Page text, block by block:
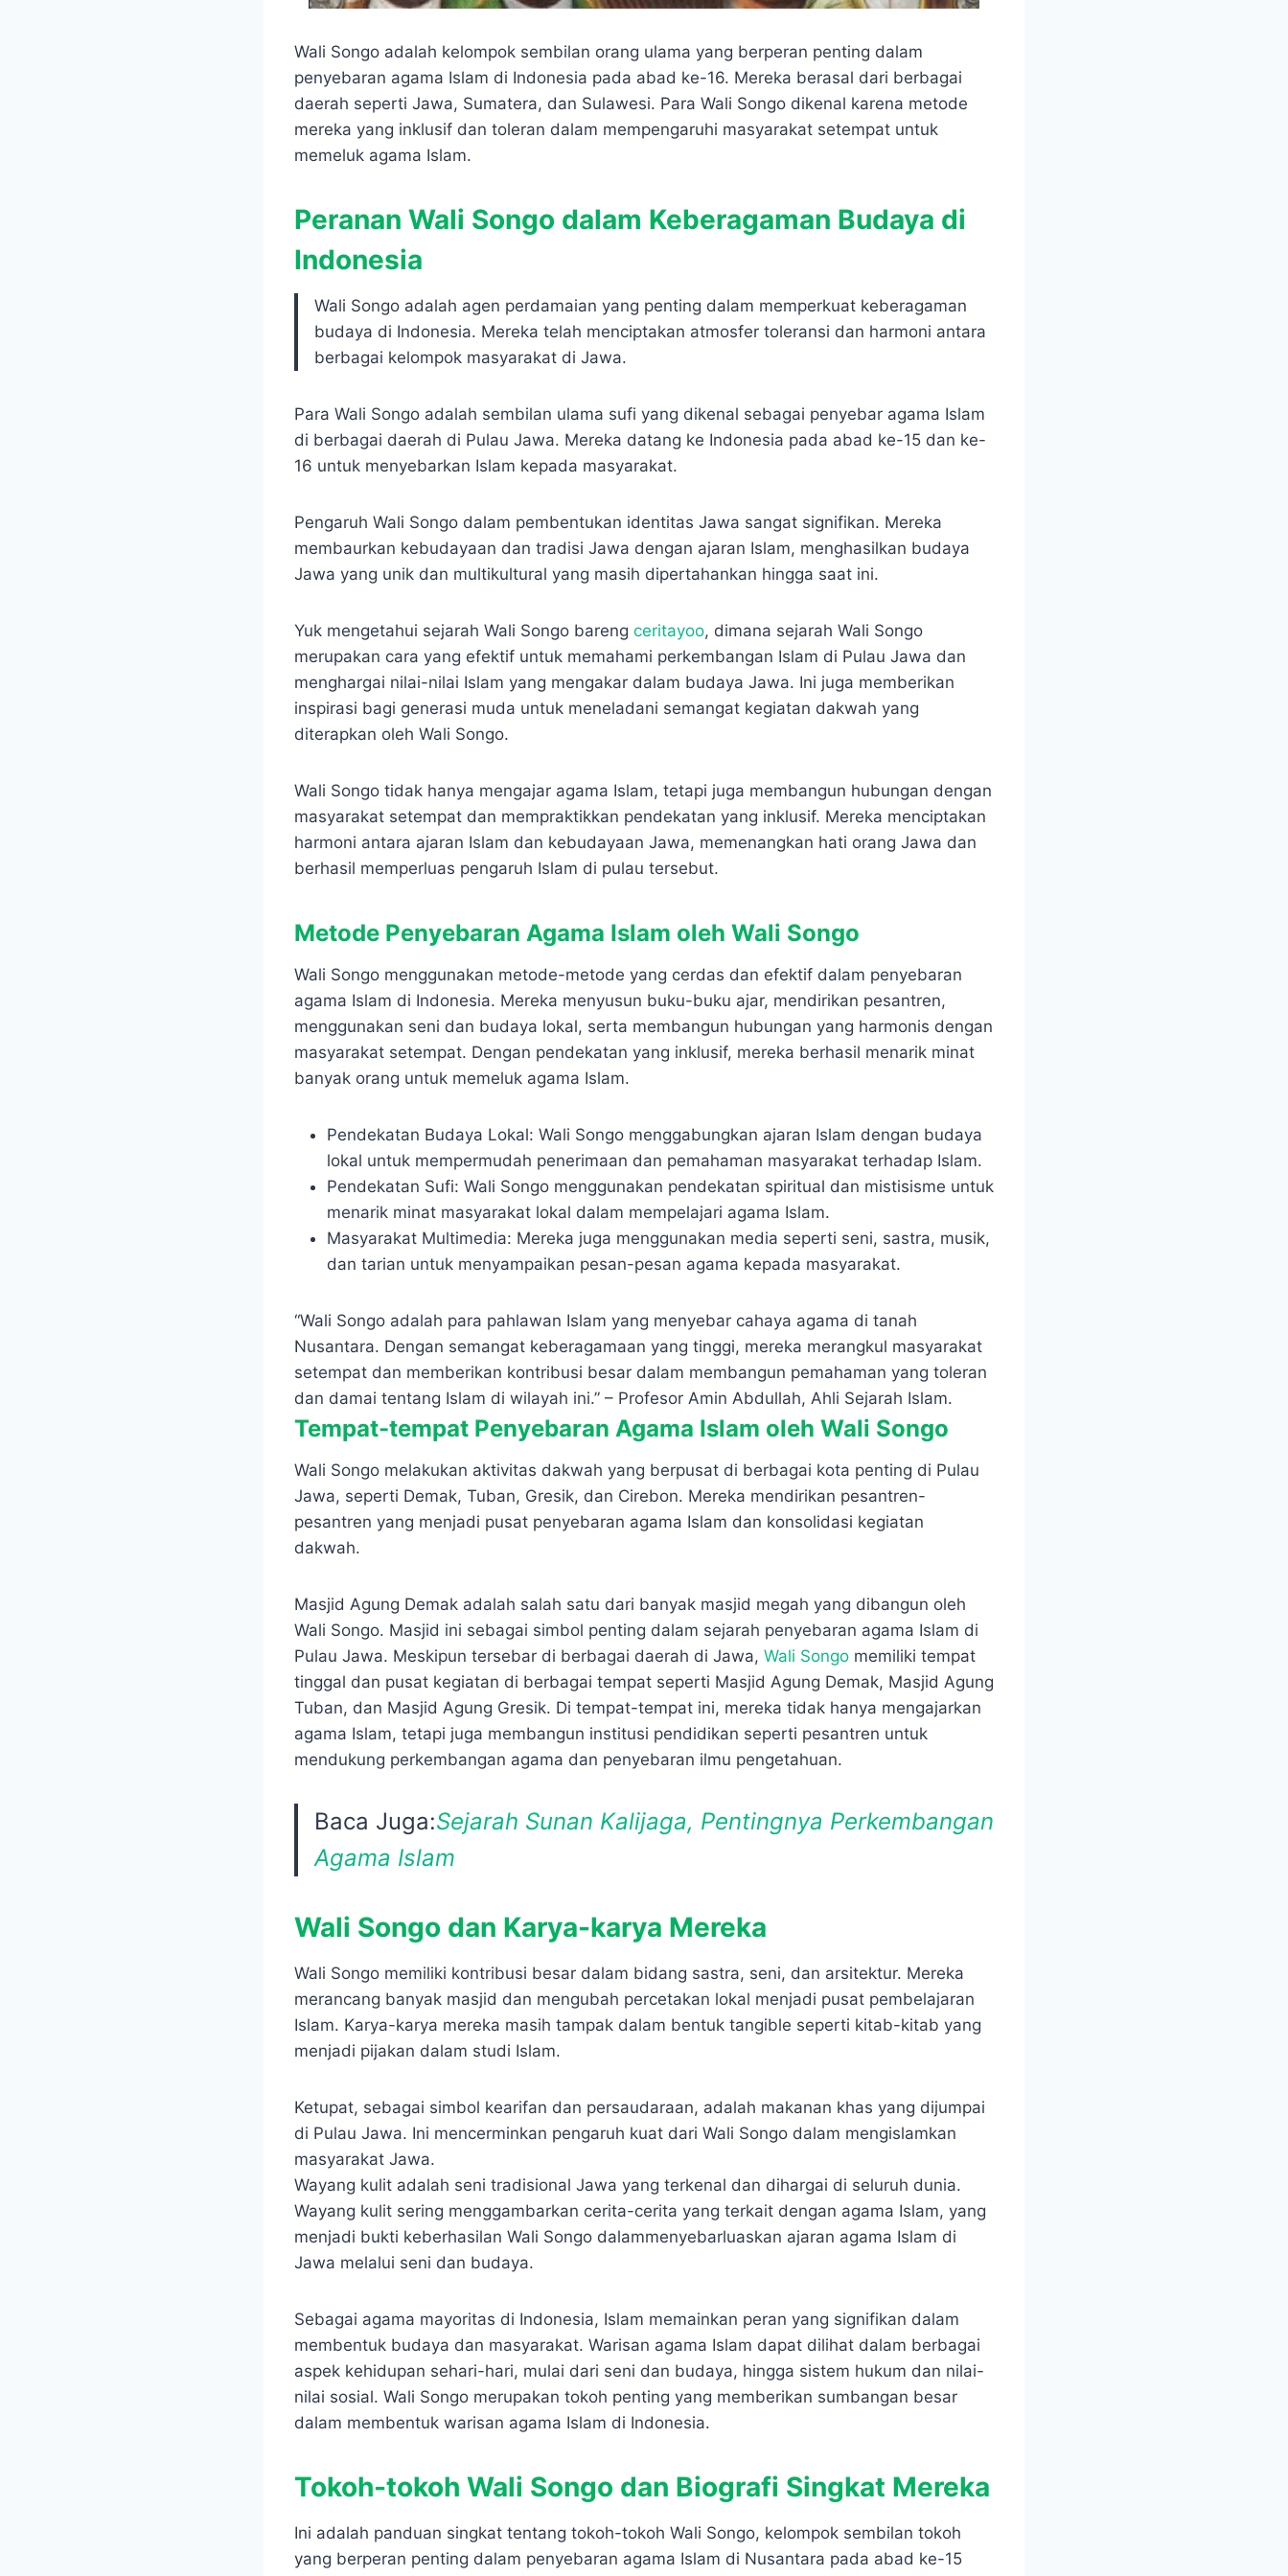
Wali Songo adalah kelompok sembilan orang ulama yang berperan penting dalam
penyebaran agama Islam di Indonesia pada abad ke-16. Mereka berasal dari berbagai
daerah seperti Jawa, Sumatera, dan Sulawesi. Para Wali Songo dikenal karena metode
mereka yang inklusif dan toleran dalam mempengaruhi masyarakat setempat untuk
memeluk agama Islam.
Peranan Wali Songo dalam Keberagaman Budaya di
Indonesia
Wali Songo adalah agen perdamaian yang penting dalam memperkuat keberagaman
budaya di Indonesia. Mereka telah menciptakan atmosfer toleransi dan harmoni antara
berbagai kelompok masyarakat di Jawa.
Para Wali Songo adalah sembilan ulama sufi yang dikenal sebagai penyebar agama Islam
di berbagai daerah di Pulau Jawa. Mereka datang ke Indonesia pada abad ke-15 dan ke-
16 untuk menyebarkan Islam kepada masyarakat.
Pengaruh Wali Songo dalam pembentukan identitas Jawa sangat signifikan. Mereka
membaurkan kebudayaan dan tradisi Jawa dengan ajaran Islam, menghasilkan budaya
Jawa yang unik dan multikultural yang masih dipertahankan hingga saat ini.
Yuk mengetahui sejarah Wali Songo bareng ceritayoo, dimana sejarah Wali Songo
merupakan cara yang efektif untuk memahami perkembangan Islam di Pulau Jawa dan
menghargai nilai-nilai Islam yang mengakar dalam budaya Jawa. Ini juga memberikan
inspirasi bagi generasi muda untuk meneladani semangat kegiatan dakwah yang
diterapkan oleh Wali Songo.
Wali Songo tidak hanya mengajar agama Islam, tetapi juga membangun hubungan dengan
masyarakat setempat dan mempraktikkan pendekatan yang inklusif. Mereka menciptakan
harmoni antara ajaran Islam dan kebudayaan Jawa, memenangkan hati orang Jawa dan
berhasil memperluas pengaruh Islam di pulau tersebut.
Metode Penyebaran Agama Islam oleh Wali Songo
Wali Songo menggunakan metode-metode yang cerdas dan efektif dalam penyebaran
agama Islam di Indonesia. Mereka menyusun buku-buku ajar, mendirikan pesantren,
menggunakan seni dan budaya lokal, serta membangun hubungan yang harmonis dengan
masyarakat setempat. Dengan pendekatan yang inklusif, mereka berhasil menarik minat
banyak orang untuk memeluk agama Islam.
Pendekatan Budaya Lokal: Wali Songo menggabungkan ajaran Islam dengan budaya
lokal untuk mempermudah penerimaan dan pemahaman masyarakat terhadap Islam.
Pendekatan Sufi: Wali Songo menggunakan pendekatan spiritual dan mistisisme untuk
menarik minat masyarakat lokal dalam mempelajari agama Islam.
Masyarakat Multimedia: Mereka juga menggunakan media seperti seni, sastra, musik,
dan tarian untuk menyampaikan pesan-pesan agama kepada masyarakat.
“Wali Songo adalah para pahlawan Islam yang menyebar cahaya agama di tanah
Nusantara. Dengan semangat keberagamaan yang tinggi, mereka merangkul masyarakat
setempat dan memberikan kontribusi besar dalam membangun pemahaman yang toleran
dan damai tentang Islam di wilayah ini.” – Profesor Amin Abdullah, Ahli Sejarah Islam.
Tempat-tempat Penyebaran Agama Islam oleh Wali Songo
Wali Songo melakukan aktivitas dakwah yang berpusat di berbagai kota penting di Pulau
Jawa, seperti Demak, Tuban, Gresik, dan Cirebon. Mereka mendirikan pesantren-
pesantren yang menjadi pusat penyebaran agama Islam dan konsolidasi kegiatan
dakwah.
Masjid Agung Demak adalah salah satu dari banyak masjid megah yang dibangun oleh
Wali Songo. Masjid ini sebagai simbol penting dalam sejarah penyebaran agama Islam di
Pulau Jawa. Meskipun tersebar di berbagai daerah di Jawa, Wali Songo memiliki tempat
tinggal dan pusat kegiatan di berbagai tempat seperti Masjid Agung Demak, Masjid Agung
Tuban, dan Masjid Agung Gresik. Di tempat-tempat ini, mereka tidak hanya mengajarkan
agama Islam, tetapi juga membangun institusi pendidikan seperti pesantren untuk
mendukung perkembangan agama dan penyebaran ilmu pengetahuan.
Baca Juga:Sejarah Sunan Kalijaga, Pentingnya Perkembangan
Agama Islam
Wali Songo dan Karya-karya Mereka
Wali Songo memiliki kontribusi besar dalam bidang sastra, seni, dan arsitektur. Mereka
merancang banyak masjid dan mengubah percetakan lokal menjadi pusat pembelajaran
Islam. Karya-karya mereka masih tampak dalam bentuk tangible seperti kitab-kitab yang
menjadi pijakan dalam studi Islam.
Ketupat, sebagai simbol kearifan dan persaudaraan, adalah makanan khas yang dijumpai
di Pulau Jawa. Ini mencerminkan pengaruh kuat dari Wali Songo dalam mengislamkan
masyarakat Jawa.
Wayang kulit adalah seni tradisional Jawa yang terkenal dan dihargai di seluruh dunia.
Wayang kulit sering menggambarkan cerita-cerita yang terkait dengan agama Islam, yang
menjadi bukti keberhasilan Wali Songo dalammenyebarluaskan ajaran agama Islam di
Jawa melalui seni dan budaya.
Sebagai agama mayoritas di Indonesia, Islam memainkan peran yang signifikan dalam
membentuk budaya dan masyarakat. Warisan agama Islam dapat dilihat dalam berbagai
aspek kehidupan sehari-hari, mulai dari seni dan budaya, hingga sistem hukum dan nilai-
nilai sosial. Wali Songo merupakan tokoh penting yang memberikan sumbangan besar
dalam membentuk warisan agama Islam di Indonesia.
Tokoh-tokoh Wali Songo dan Biografi Singkat Mereka
Ini adalah panduan singkat tentang tokoh-tokoh Wali Songo, kelompok sembilan tokoh
yang berperan penting dalam penyebaran agama Islam di Nusantara pada abad ke-15